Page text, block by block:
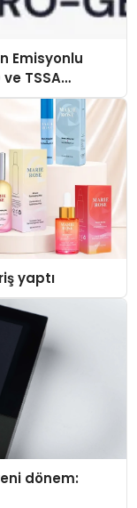
Emisyonlu
TSSA
yaptı
dönem: